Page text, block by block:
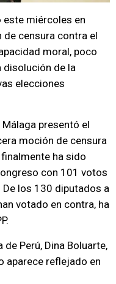
este miércoles en
censura contra el
moral, poco
disolución de la
elecciones
presentó el
moción de censura
ha sido
con 101 votos
los 130 diputados a
votado en contra, ha
Perú, Dina Boluarte,
aparece reflejado en